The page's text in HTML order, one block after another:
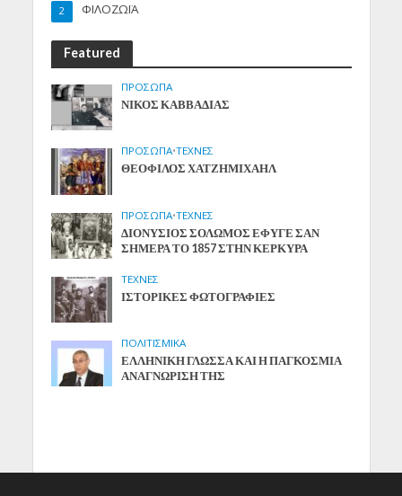
ΦΙΛΟΖΩΪΑ
2
Featured
ΠΡΟΣΩΠΑ
ΝΙΚΟΣ ΚΑΒΒΑΔΙΑΣ
ΠΡΟΣΩΠΑ•ΤΕΧΝΕΣ
ΘΕΟΦΙΛΟΣ ΧΑΤΖΗΜΙΧΑΗΛ
ΠΡΟΣΩΠΑ•ΤΕΧΝΕΣ
ΔΙΟΝΥΣΙΟΣ ΣΟΛΩΜΟΣ ΕΦΥΓΕ ΣΑΝ
ΣΗΜΕΡΑ ΤΟ 1857 ΣΤΗΝ ΚΕΡΚΥΡΑ
ΤΕΧΝΕΣ
ΙΣΤΟΡΙΚΕΣ ΦΩΤΟΓΡΑΦΙΕΣ
ΠΟΛΙΤΙΣΜΙΚΑ
ΕΛΛΗΝΙΚΗ ΓΛΩΣΣΑ ΚΑΙ Η ΠΑΓΚΟΣΜΙΑ
ΑΝΑΓΝΩΡΙΣΗ ΤΗΣ